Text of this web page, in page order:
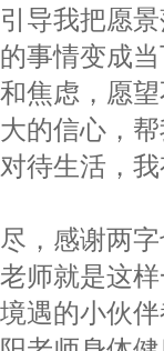
导我把愿
事情变成
焦虑，愿
的信心，
待生活，
，感谢两
师就是这
遇的小伙